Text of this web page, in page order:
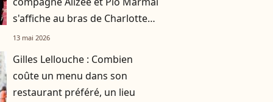
s'affiche au bras de Charlotte
pour une soirée au Palm Beach
13 mai 2026
Gilles Lellouche : Combien
coûte un menu dans son
restaurant préféré, un lieu